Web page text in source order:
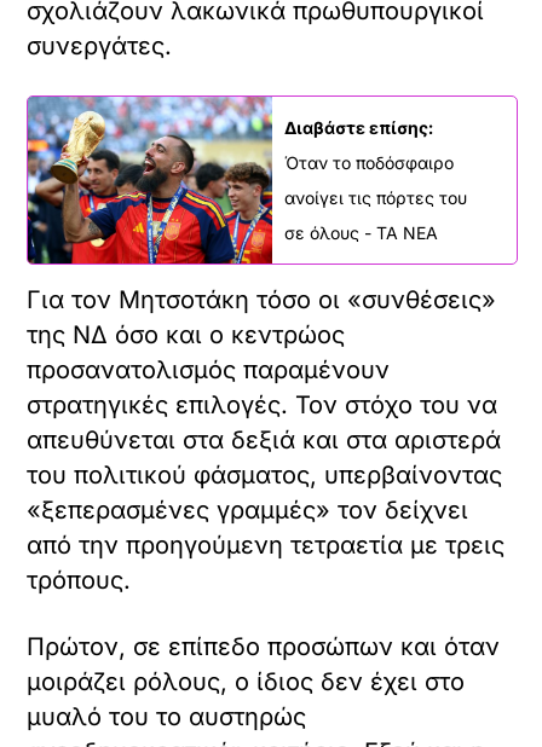
σχολιάζουν λακωνικά πρωθυπουργικοί
συνεργάτες.
Διαβάστε επίσης:
Όταν το ποδόσφαιρο
ανοίγει τις πόρτες του
σε όλους - ΤΑ ΝΕΑ
Για τον Μητσοτάκη τόσο οι «συνθέσεις»
της ΝΔ όσο και ο κεντρώος
προσανατολισμός παραμένουν
στρατηγικές επιλογές. Τον στόχο του να
απευθύνεται στα δεξιά και στα αριστερά
του πολιτικού φάσματος, υπερβαίνοντας
«ξεπερασμένες γραμμές» τον δείχνει
από την προηγούμενη τετραετία με τρεις
τρόπους.
Πρώτον, σε επίπεδο προσώπων και όταν
μοιράζει ρόλους, ο ίδιος δεν έχει στο
μυαλό του το αυστηρώς